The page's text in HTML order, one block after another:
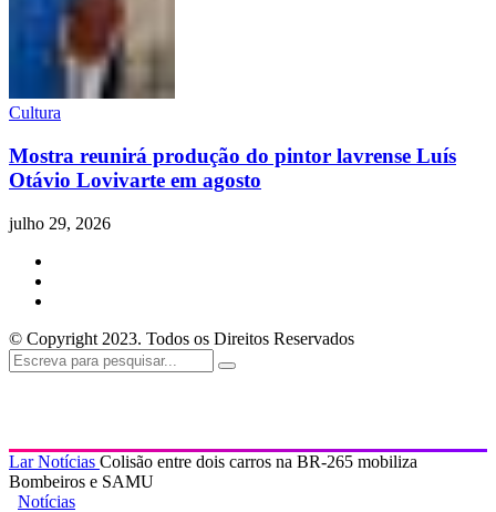
Cultura
Mostra reunirá produção do pintor lavrense Luís
Otávio Lovivarte em agosto
julho 29, 2026
© Copyright 2023. Todos os Direitos Reservados
LarNotícias Colisão entre dois carros na BR-265 mobiliza
Bombeiros e SAMU
Notícias